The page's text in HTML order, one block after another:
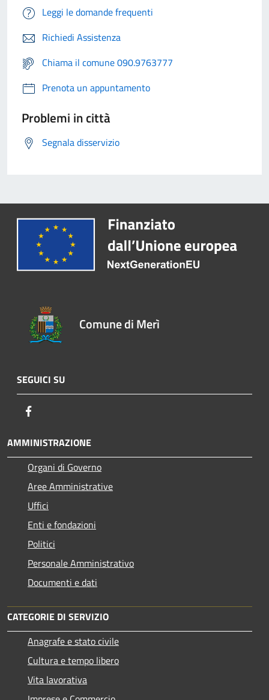
Leggi le domande frequenti
Richiedi Assistenza
Chiama il comune 090.9763777
Prenota un appuntamento
Problemi in città
Segnala disservizio
Comune di Merì
SEGUICI SU
AMMINISTRAZIONE
Organi di Governo
Aree Amministrative
Uffici
Enti e fondazioni
Politici
Personale Amministrativo
Documenti e dati
CATEGORIE DI SERVIZIO
Anagrafe e stato civile
Cultura e tempo libero
Vita lavorativa